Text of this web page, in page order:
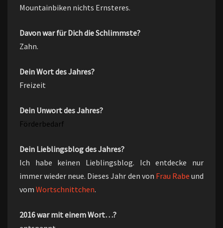
Mountainbiken nichts Ernsteres.
Davon war für Dich die Schlimmste?
Zahn.
Dein Wort des Jahres?
Freizeit
Dein Unwort des Jahres?
Förderbedarf
Dein Lieblingsblog des Jahres?
Ich habe keinen Lieblingsblog. Ich entdecke nur
immer wieder neue. Dieses Jahr den von Frau Rabe und
vom Wortschnittchen.
2016 war mit einem Wort…?